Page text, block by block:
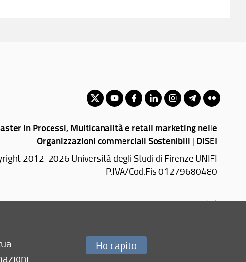
in Processi, Multicanalità e retail marketing nelle
Organizzazioni commerciali Sostenibili | DISEI
2012-2026 Università degli Studi di Firenze UNIFI
P.IVA/Cod.Fis 01279680480
Via delle Pandette, 32 - 50127 Firenze (FI)
Ho capito